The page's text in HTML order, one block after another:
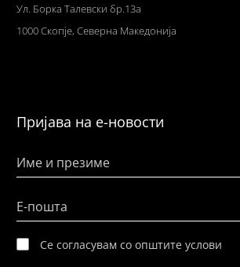
Ул. Борка Талевски бр.13а
1000 Скопје, Северна Македонија
Пријава на е-новости
Име и презиме
Е-пошта
Се согласувам со општите услови